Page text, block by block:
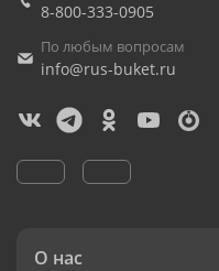
8-800-333-0905
По любым вопросам
info@rus-buket.ru
О нас